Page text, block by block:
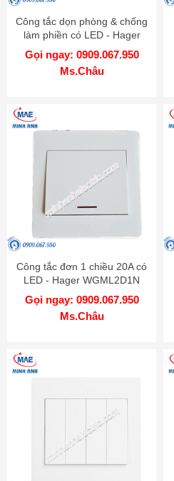
Công tắc dọn phòng & chống
làm phiền có LED - Hager
WGMHDC
Gọi ngay: 0909.067.950
Ms.Châu
Công tắc đơn 1 chiều 20A có
LED - Hager WGML2D1N
Gọi ngay: 0909.067.950
Ms.Châu